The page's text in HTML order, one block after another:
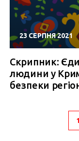
23 СЕРПНЯ 2021
Скрипник:
людини у
безпеки
1